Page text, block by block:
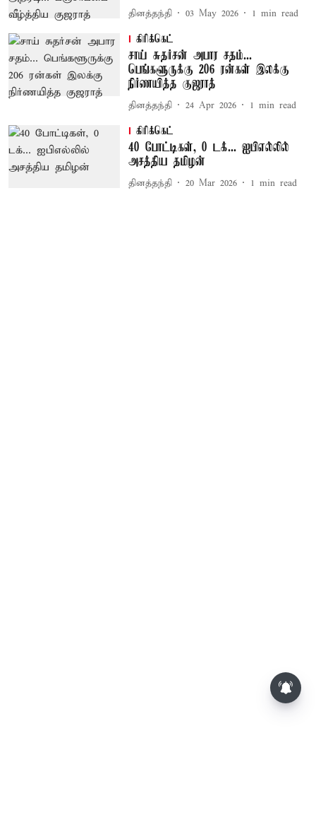
தினத்தந்தி 03 May 2026 1 min read
கிரிக்கெட்
சாய் சுதர்சன் அபார சதம்...
பெங்களூருக்கு 206 ரன்கள் இலக்கு
நிர்ணயித்த குஜராத்
தினத்தந்தி 24 Apr 2026 1 min read
கிரிக்கெட்
40 போட்டிகள், 0 டக்... ஐபிஎல்லில்
அசத்திய தமிழன்
தினத்தந்தி 20 Mar 2026 1 min read